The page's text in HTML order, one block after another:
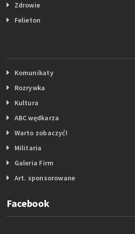
Zdrowie
Felieton
Komunikaty
Rozrywka
Kultura
ABC wędkarza
Warto zobaczyć!
Militaria
Galeria Firm
Art. sponsorowane
Facebook